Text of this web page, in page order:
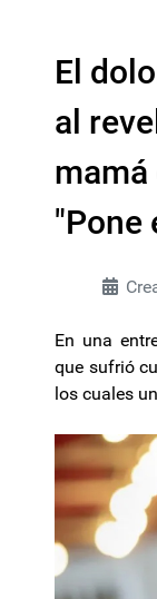
El
al
"Pone
En una
que sufrió
los cuales